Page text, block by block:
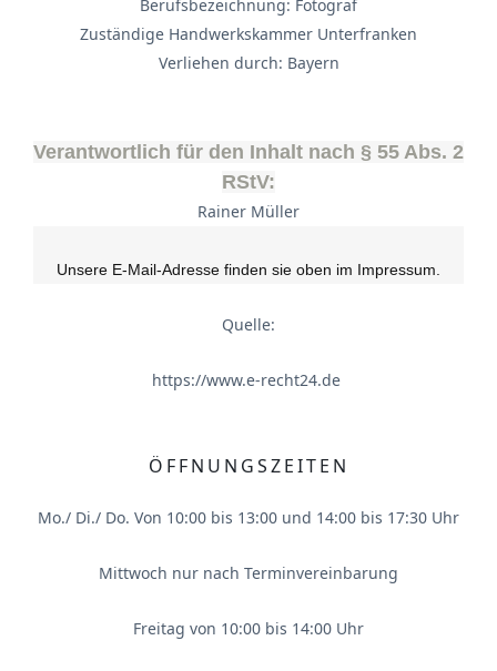
Berufsbezeichnung: Fotograf
Zuständige Handwerkskammer Unterfranken
Verliehen durch: Bayern
Verantwortlich für den Inhalt nach § 55 Abs. 2
RStV:
Rainer Müller
Unsere E-Mail-Adresse finden sie oben im Impressum.
Quelle:
https://www.e-recht24.de
ÖFFNUNGSZEITEN
Mo./ Di./ Do. Von 10:00 bis 13:00 und 14:00 bis 17:30 Uhr
Mittwoch nur nach Terminvereinbarung
Freitag von 10:00 bis 14:00 Uhr